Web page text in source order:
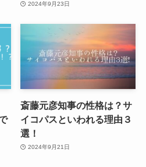
2024年9月23日
斎藤元彦知事の性格は？サ
イコパスといわれる理由３
選！
2024年9月21日